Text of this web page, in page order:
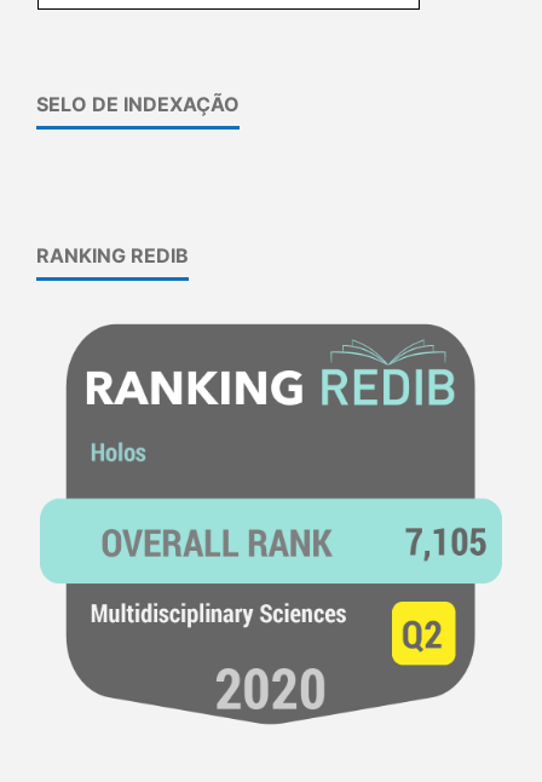
SELO DE INDEXAÇÃO
RANKING REDIB